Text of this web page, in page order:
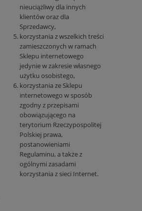
nieuciążliwy dla innych
klientów oraz dla
Sprzedawcy,
korzystania z wszelkich treści
zamieszczonych w ramach
Sklepu internetowego
jedynie w zakresie własnego
użytku osobistego,
korzystania ze Sklepu
internetowego w sposób
zgodny z przepisami
obowiązującego na
terytorium Rzeczypospolitej
Polskiej prawa,
postanowieniami
Regulaminu, a także z
ogólnymi zasadami
korzystania z sieci Internet.